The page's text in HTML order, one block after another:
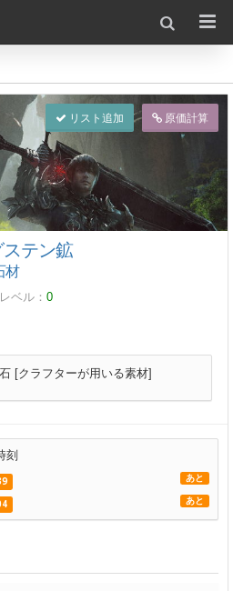
リスト追加 原価計算
ステン鉱
材
ベル： 0
[クラフターが用いる素材]
刻
あと
あと